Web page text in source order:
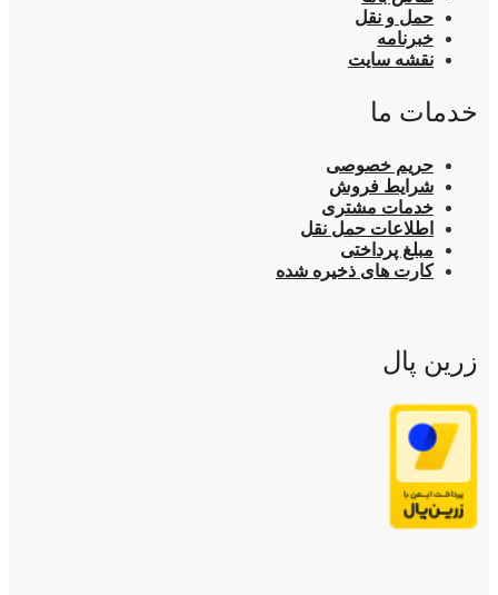
حمل و نقل
خبرنامه
نقشه سایت
خدمات ما
حریم خصوصی
شرایط فروش
خدمات مشتری
اطلاعات حمل نقل
مبلغ پرداختی
کارت های ذخیره شده
زرین پال